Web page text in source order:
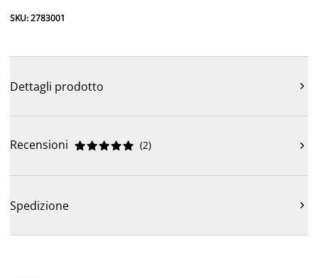
SKU: 2783001
Dettagli prodotto 
Recensioni 




 (2) 
Spedizione 